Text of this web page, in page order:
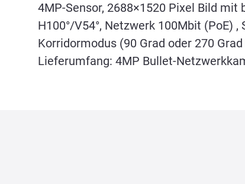
4MP-Sensor, 2688×1520 Pixel Bild
H100°/V54°, Netzwerk 100Mbit (PoE)
Korridormodus (90 Grad oder 270
Lieferumfang: 4MP Bullet-